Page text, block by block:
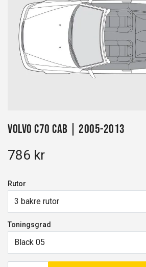
Volvo C70 Cab | 2005-2013
786 kr
Rutor
3 bakre rutor
Toningsgrad
Black 05